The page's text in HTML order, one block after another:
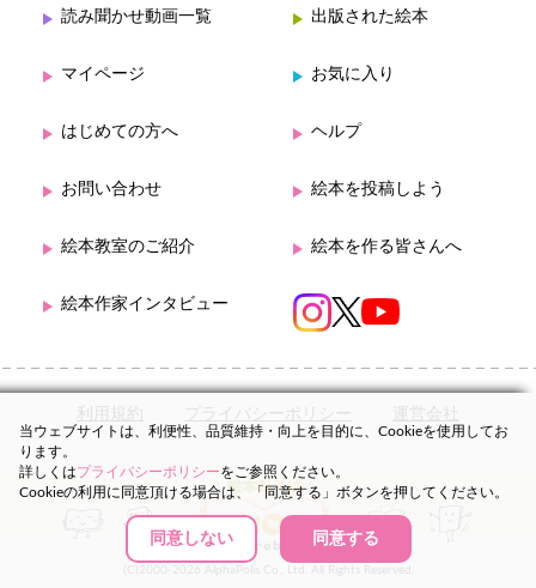
読み聞かせ動画一覧 出版された絵本
マイページ お気に入り
はじめての方へ ヘルプ
お問い合わせ 絵本を投稿しよう
絵本教室のご紹介 絵本を作る皆さんへ
絵本作家インタビュー
利用規約 プライバシーポリシー 運営会社
(C)2000-2026 AlphaPolis Co., Ltd. All Rights Reserved.
当ウェブサイトは、利便性、品質維持・向上を目的に、Cookieを使用してお
ります。
詳しくはプライバシーポリシーをご参照ください。
Cookieの利用に同意頂ける場合は、「同意する」ボタンを押してください。
同意しない 同意する